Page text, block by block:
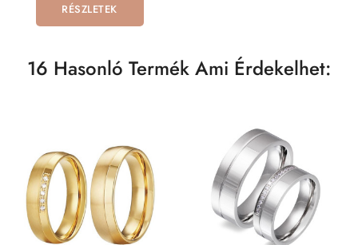
RÉSZLETEK
16 Hasonló Termék Ami Érdekelhet: